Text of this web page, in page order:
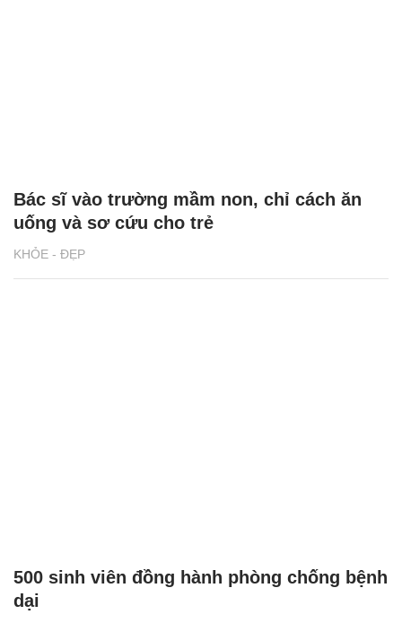
KHỎE - ĐẸP
Bác sĩ vào trường mầm non, chỉ cách ăn
uống và sơ cứu cho trẻ
500 sinh viên đồng hành phòng chống bệnh
dại